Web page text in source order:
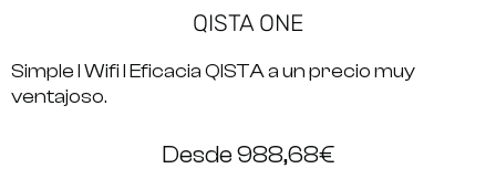
QISTA ONE
Simple I Wifi I Eficacia QISTA a un precio muy
ventajoso.
Desde 988,68€